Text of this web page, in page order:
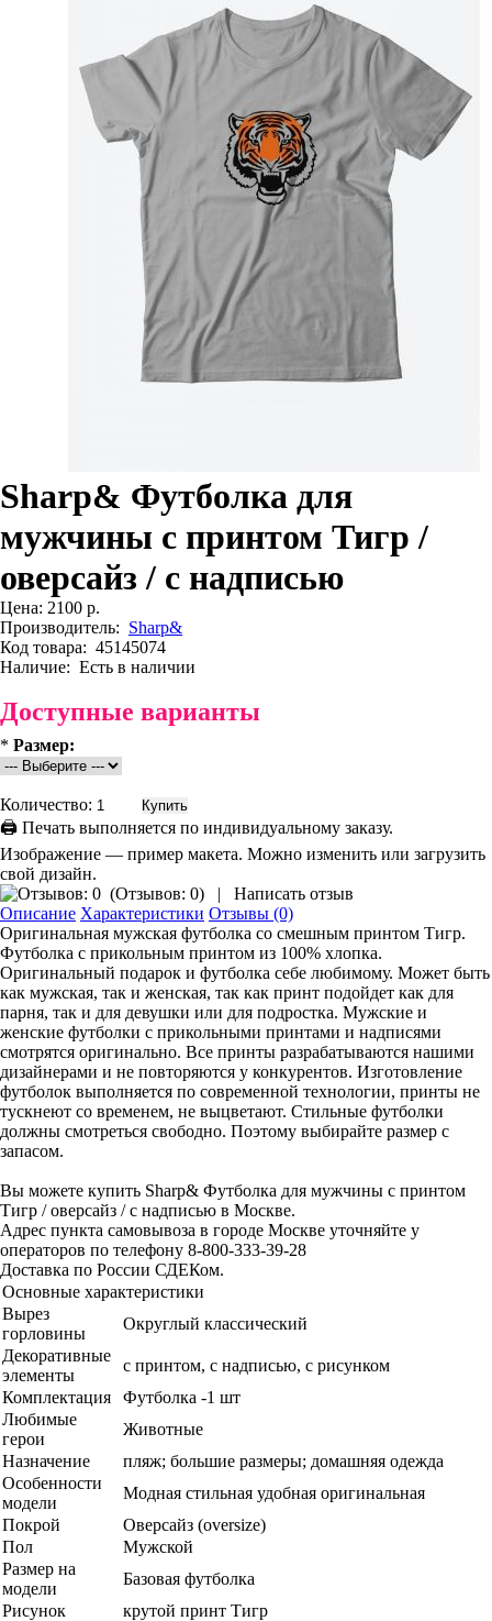
Sharp& Футболка для
мужчины с принтом Тигр /
оверсайз / с надписью
Цена: 2100 р.
Производитель: Sharp&
Код товара: 45145074
Наличие: Есть в наличии
Доступные варианты
* Размер:
Количество:
🖨 Печать выполняется по индивидуальному заказу.
Изображение — пример макета. Можно изменить или загрузить
свой дизайн.
(Отзывов: 0) |
Написать отзыв
Описание Характеристики Отзывы (0)
Оригинальная мужская футболка со смешным принтом Тигр.
Футболка с прикольным принтом из 100% хлопка.
Оригинальный подарок и футболка себе любимому. Может быть
как мужская, так и женская, так как принт подойдет как для
парня, так и для девушки или для подростка. Мужские и
женские футболки с прикольными принтами и надписями
смотрятся оригинально. Все принты разрабатываются нашими
дизайнерами и не повторяются у конкурентов. Изготовление
футболок выполняется по современной технологии, принты не
тускнеют со временем, не выцветают. Стильные футболки
должны смотреться свободно. Поэтому выбирайте размер с
запасом.
Вы можете купить Sharp& Футболка для мужчины с принтом
Тигр / оверсайз / с надписью в Москве.
Адрес пункта самовывоза в городе Москве уточняйте у
операторов по телефону 8-800-333-39-28
Доставка по России СДЕКом.
Основные характеристики
Вырез
горловины
Округлый классический
Декоративные
элементы
с принтом, с надписью, с рисунком
Комплектация
Футболка -1 шт
Любимые
герои
Животные
Назначение
пляж; большие размеры; домашняя одежда
Особенности
модели
Модная стильная удобная оригинальная
Покрой
Оверсайз (oversize)
Пол
Мужской
Размер на
модели
Базовая футболка
Рисунок
крутой принт Тигр